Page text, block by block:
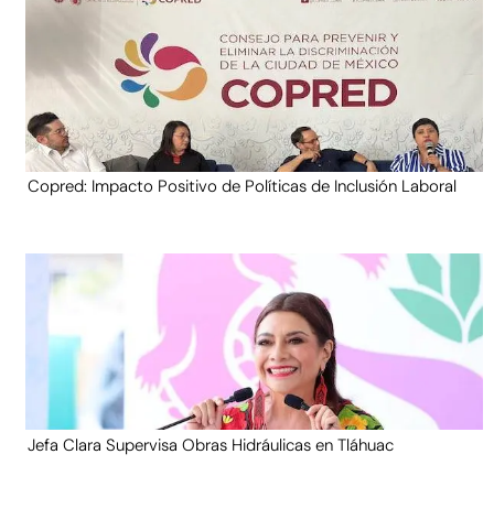
Copred: Impacto Positivo de Políticas de Inclusión Laboral
Jefa Clara Supervisa Obras Hidráulicas en Tláhuac